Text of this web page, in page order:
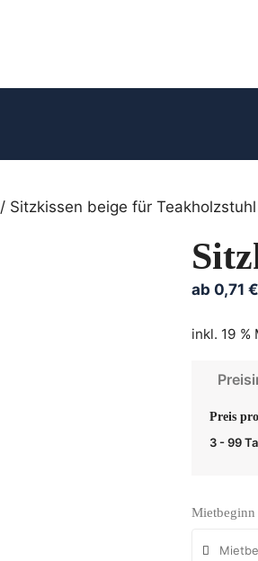
/ Sitzkissen beige für Teakholzstuhl
ab 0,71 €
inkl. 19 %
Preis
3 - 99
Mietbeginn